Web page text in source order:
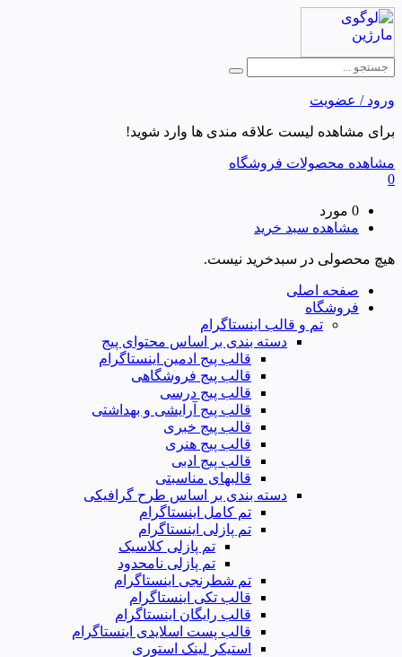
ورود / عضویت
برای مشاهده لیست علاقه مندی ها وارد شوید!
مشاهده محصولات فروشگاه
0
0 مورد
مشاهده سبد خرید
هیچ محصولی در سبدخرید نیست.
صفحه اصلی
فروشگاه
تم و قالب اینستاگرام
دسته بندی بر اساس محتوای پیج
قالب پیج ادمین اینستاگرام
قالب پیج فروشگاهی
قالب پیج درسی
قالب پیج آرایشی و بهداشتی
قالب پیج خبری
قالب پیج هنری
قالب پیج ادبی
قالبهای مناسبتی
دسته بندی بر اساس طرح گرافیکی
تم کامل اینستاگرام
تم پازلی اینستاگرام
تم پازلی کلاسیک
تم پازلی نامحدود
تم شطرنجی اینستاگرام
قالب تکی اینستاگرام
قالب رایگان اینستاگرام
قالب پست اسلایدی اینستاگرام
استیکر لینک استوری